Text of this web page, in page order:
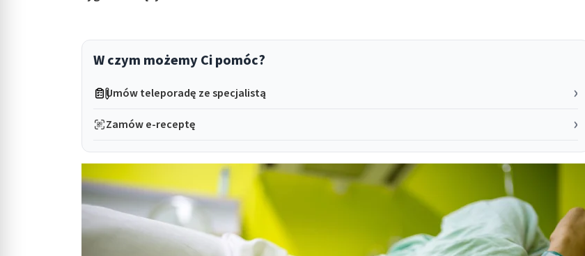
W czym możemy Ci pomóc?
Umów teleporadę ze specjalistą
Zamów e-receptę